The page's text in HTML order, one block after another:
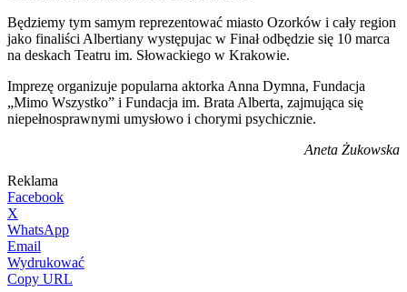
Będziemy tym samym reprezentować miasto Ozorków i cały region
jako finaliści Albertiany występujac w Finał odbędzie się 10 marca
na deskach Teatru im. Słowackiego w Krakowie.
Imprezę organizuje popularna aktorka Anna Dymna, Fundacja
„Mimo Wszystko” i Fundacja im. Brata Alberta, zajmująca się
niepełnosprawnymi umysłowo i chorymi psychicznie.
Aneta Żukowska
Reklama
Facebook
X
WhatsApp
Email
Wydrukować
Copy URL